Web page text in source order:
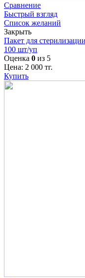
Сравнение
Быстрый взгляд
Список желаний
Закрыть
Пакет для
100 шт/уп
Оценка 0 из 5
Цена: 2 000 тг.
Купить